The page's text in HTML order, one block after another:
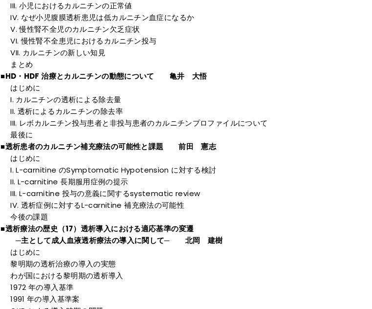
小児におけるカルニチンの正常値
なぜ小児腹膜透析患児は低カルニチン血症になるか
慢性腎不全児のカルニチン欠乏症状
慢性腎不全患児におけるカルニチン投与
カルニチンの新しい知見
まとめ
■HD・HDF 治療とカルニチンの動態について 亀井 大悟
はじめに
カルニチンの透析による除去量
透析によるカルニチンの除去率
レボカルニチン投与患者と非投与患者のカルニチンプロファイルについて
最後に
■透析患者のカルニチン補充療法の可能性と課題 前田 憲志
はじめに
L-carnitine のSymptomatic Hypotension に対する検討
L-carnitine 長期服用症例の提示
L-carnitine 投与の意義に関するsystematic review
透析症例に対するL-carnitine 補充療法の可能性
今後の課題
■透析療法の歴史（17）透析導入における適応基準の変遷
─主として成人血液透析療法の導入に関して─ 北岡 建樹
はじめに
黎明期の透析治療の導入の実態
わが国における黎明期の透析導入
1972 年の導入基準
1991 年の導入基準案